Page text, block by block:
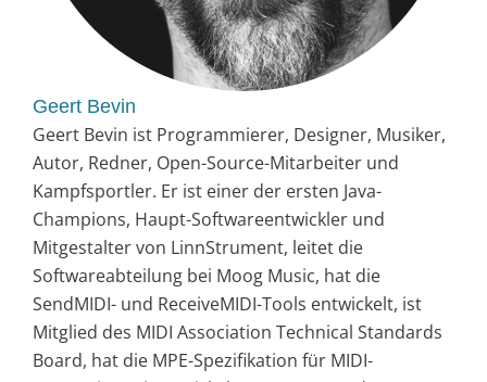
Geert Bevin
Geert Bevin ist Programmierer, Designer, Musiker,
Autor, Redner, Open-Source-Mitarbeiter und
Kampfsportler. Er ist einer der ersten Java-
Champions, Haupt-Softwareentwickler und
Mitgestalter von LinnStrument, leitet die
Softwareabteilung bei Moog Music, hat die
SendMIDI- und ReceiveMIDI-Tools entwickelt, ist
Mitglied des MIDI Association Technical Standards
Board, hat die MPE-Spezifikation für MIDI-